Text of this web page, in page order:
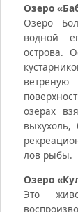
Озеро
Озеро
водной
острова.
озерах
лов рыбы.
Озеро
Это